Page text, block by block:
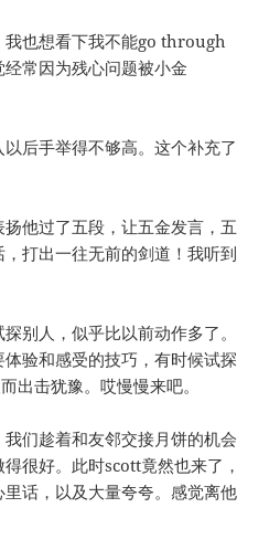
我也想看下我不能go through
常因为残心问题被小金
后手举得不够高。这个补充了
他过了五段，让五金发言，五
打出一往无前的剑道！我听到
别人，似乎比以前动作多了。
验和感受的技巧，有时候试探
出击犹豫。哎慢慢来吧。
们趁着和友邻交接月饼的机会
很好。此时scott竟然也来了，
话，以及大量夸夸。感觉离他